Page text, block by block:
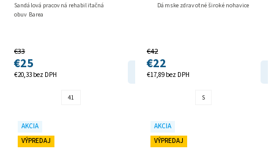
€20,33 bez DPH
€33
€25
DETAIL
Sandálová pracovná rehabilitačná
obuv Barea
41
€17,89 bez DPH
€42
€22
Dámske zdravotné široké nohavice
S
AKCIA
VÝPREDAJ
AKCIA
VÝPREDAJ